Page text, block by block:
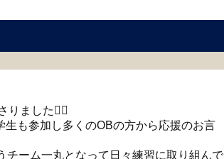
りました🙇‍♂️
も参加し多くのOBの方から応援のお言
チーム一丸となって日々練習に取り組んで